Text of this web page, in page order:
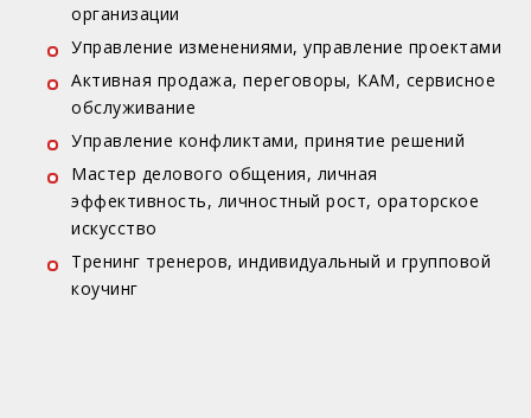
организации
Управление изменениями, управление проектами
Активная продажа, переговоры, КАМ, сервисное
обслуживание
Управление конфликтами, принятие решений
Мастер делового общения, личная
эффективность, личностный рост, ораторское
искусство
Тренинг тренеров, индивидуальный и групповой
коучинг